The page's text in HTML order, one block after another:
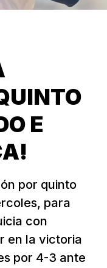
E
por quinto
para
con
en la victoria
por 4-3 ante